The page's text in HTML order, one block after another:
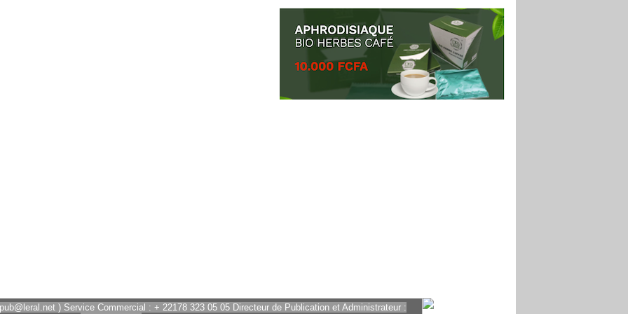
) Service Commercial : + 22178 323 05 05 Directeur de Publication et Administrateur :